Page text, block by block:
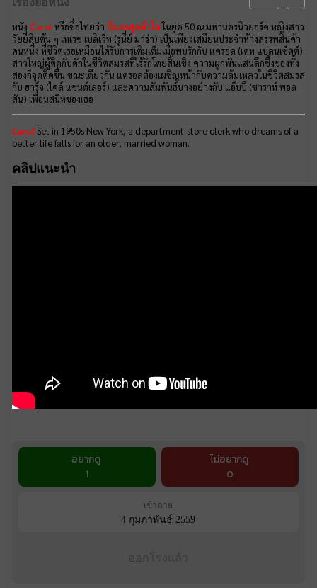
เรื่องย่อหนัง
หนัง Carol หรือชื่อไทยว่า รักเธอสุดหัวใจในยุค 50 ณ มหานครนิวยอร์ค หญิงสาว
วัยยี่สิบต้น ๆ เทเรซ เบลิเว็ท (รูนี่ย์ มาร่า) เป็นเพียงเสมียนประจำห้างสรรพสินค้า
คนหนึ่ง ที่ชีวิตเธอเหมือนได้รับการเติมเต็มเมื่อพบรักกับ แครอล (เคท แบลนเช็ตต์)
สาวใหญ่ผู้ติดกับดักในชีวิตสมรสที่ไร้รักโดยสิ้นเชิง ความผูกพันแสนลึกซึ้งของทั้ง
สองก็จุดติดขึ้น ขณะเดียวกัน แครอลต้องเผชิญหน้ากับความล้มเหลวในชีวิตสมรส
กับ ฮาร์จ (ไคล์ แชนด์เลอร์) และความสัมพันธ์บางอย่างกับ แอ็บบี (ซาราห์ พอล
สัน) เพื่อนสนิทของเธอ
Carol Set in 1950s New York, a department-store clerk who dreams of a
better life falls for an older, married woman.
คลิปแนะนำ
อยากดู
1
ไม่อยากดู
0
เข้าฉาย
4 กุมภาพันธ์ 2559